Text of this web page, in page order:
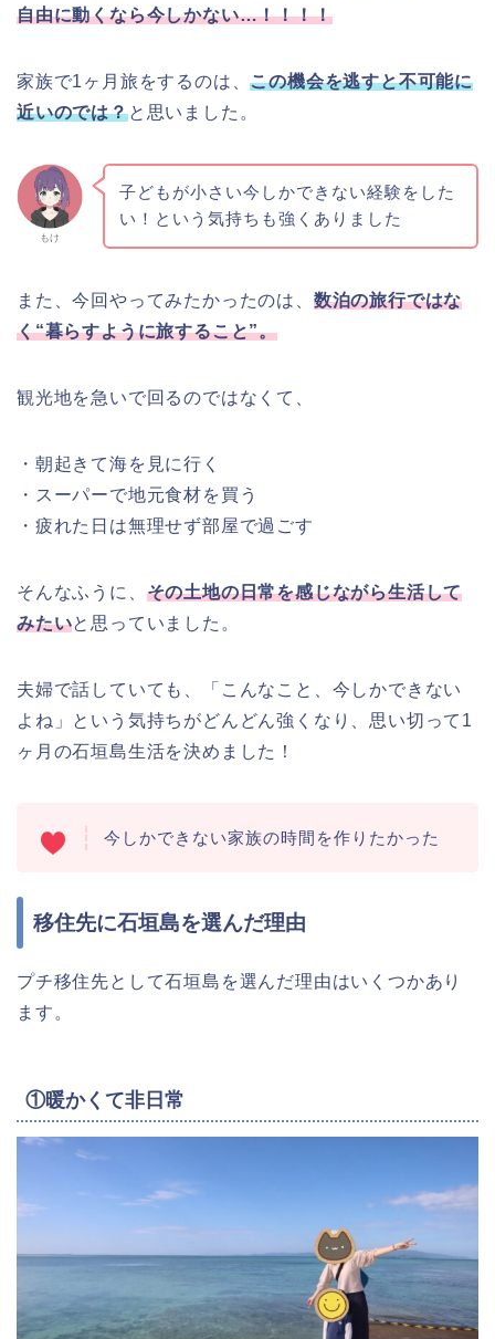
自由に動くなら今しかない…！！！！
家族で1ヶ月旅をするのは、この機会を逃すと不可能に
近いのでは？と思いました。
もけ
子どもが小さい今しかできない経験をした
い！という気持ちも強くありました
また、今回やってみたかったのは、 数泊の旅行ではな
く“暮らすように旅すること”。
観光地を急いで回るのではなくて、
・朝起きて海を見に行く
・スーパーで地元食材を買う
・疲れた日は無理せず部屋で過ごす
そんなふうに、 その土地の日常を感じながら生活して
みたいと思っていました。
夫婦で話していても、「こんなこと、今しかできない
よね」という気持ちがどんどん強くなり、思い切って1
ヶ月の石垣島生活を決めました！
今しかできない家族の時間を作りたかった
移住先に石垣島を選んだ理由
プチ移住先として石垣島を選んだ理由はいくつかあり
ます。
①暖かくて非日常